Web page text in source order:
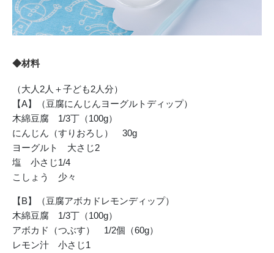
◆材料
（大人2人＋子ども2人分）
【A】（豆腐にんじんヨーグルトディップ）
木綿豆腐 1/3丁（100g）
にんじん（すりおろし） 30g
ヨーグルト 大さじ2
塩 小さじ1/4
こしょう 少々
【B】（豆腐アボカドレモンディップ）
木綿豆腐 1/3丁（100g）
アボカド（つぶす） 1/2個（60g）
レモン汁 小さじ1